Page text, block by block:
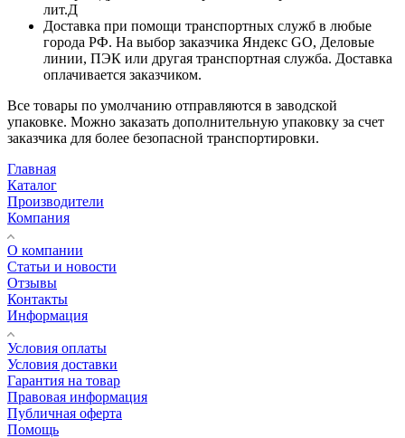
лит.Д
Доставка при помощи транспортных служб в любые
города РФ. На выбор заказчика Яндекс GO, Деловые
линии, ПЭК или другая транспортная служба. Доставка
оплачивается заказчиком.
Все товары по умолчанию отправляются в заводской
упаковке. Можно заказать дополнительную упаковку за счет
заказчика для более безопасной транспортировки.
Главная
Каталог
Производители
Компания
О компании
Статьи и новости
Отзывы
Контакты
Информация
Условия оплаты
Условия доставки
Гарантия на товар
Правовая информация
Публичная оферта
Помощь